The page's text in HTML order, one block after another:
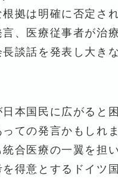
拠は明確に否定さ
、医療従事者が治
談話を発表し大き
本国民に広がると
ての発言かもしれ
合医療の一翼を担
得意とするドイツ